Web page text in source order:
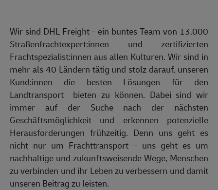
Wir sind DHL Freight - ein buntes Team von 13.000
Straßenfrachtexpert:innen und zertifizierten
Frachtspezialist:innen aus allen Kulturen. Wir sind in
mehr als 40 Ländern tätig und stolz darauf, unseren
Kund:innen die besten Lösungen für den
Landtransport bieten zu können. Dabei sind wir
immer auf der Suche nach der nächsten
Geschäftsmöglichkeit und erkennen potenzielle
Herausforderungen frühzeitig. Denn uns geht es
nicht nur um Frachttransport - uns geht es um
nachhaltige und zukunftsweisende Wege, Menschen
zu verbinden und ihr Leben zu verbessern und damit
unseren Beitrag zu leisten.